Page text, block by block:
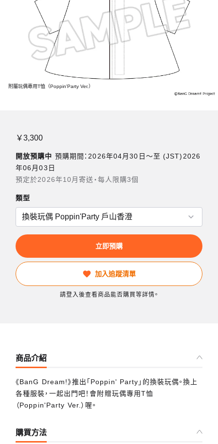
附屬玩偶專用T恤（Poppin'Party Ver.）
￥3,300
開放預購中 預購期間：2026年04月30日〜至 (JST)2026
年06月03日
預定於2026年10月寄送・每人限購3個
類型
立即預購
加入追蹤清單
請登入後查看商品能否購買等詳情。
商品介紹
《BanG Dream!》推出「Poppin' Party」的換裝玩偶。換上
各種服裝，一起出門吧！會附贈玩偶專用T恤
（Poppin'Party Ver.）喔。
購買方法